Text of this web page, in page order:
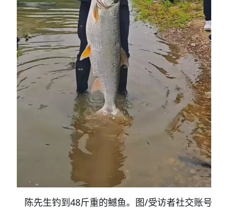
陈先生钓到48斤重的鳡鱼。图/受访者社交账号